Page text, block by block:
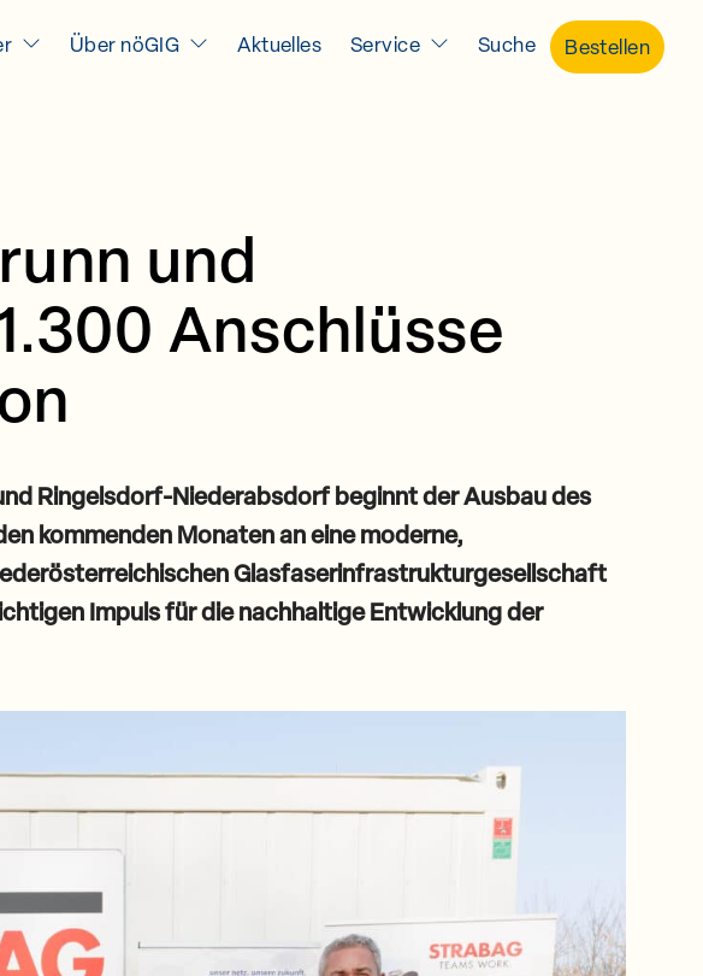
Über nöGIG Aktuelles Service Suche Bestellen
und
Anschlüsse
Ringelsdorf-Niederabsdorf beginnt der Ausbau des
kommenden Monaten an eine moderne,
Glasfaserinfrastrukturgesellschaft
Impuls für die nachhaltige Entwicklung der